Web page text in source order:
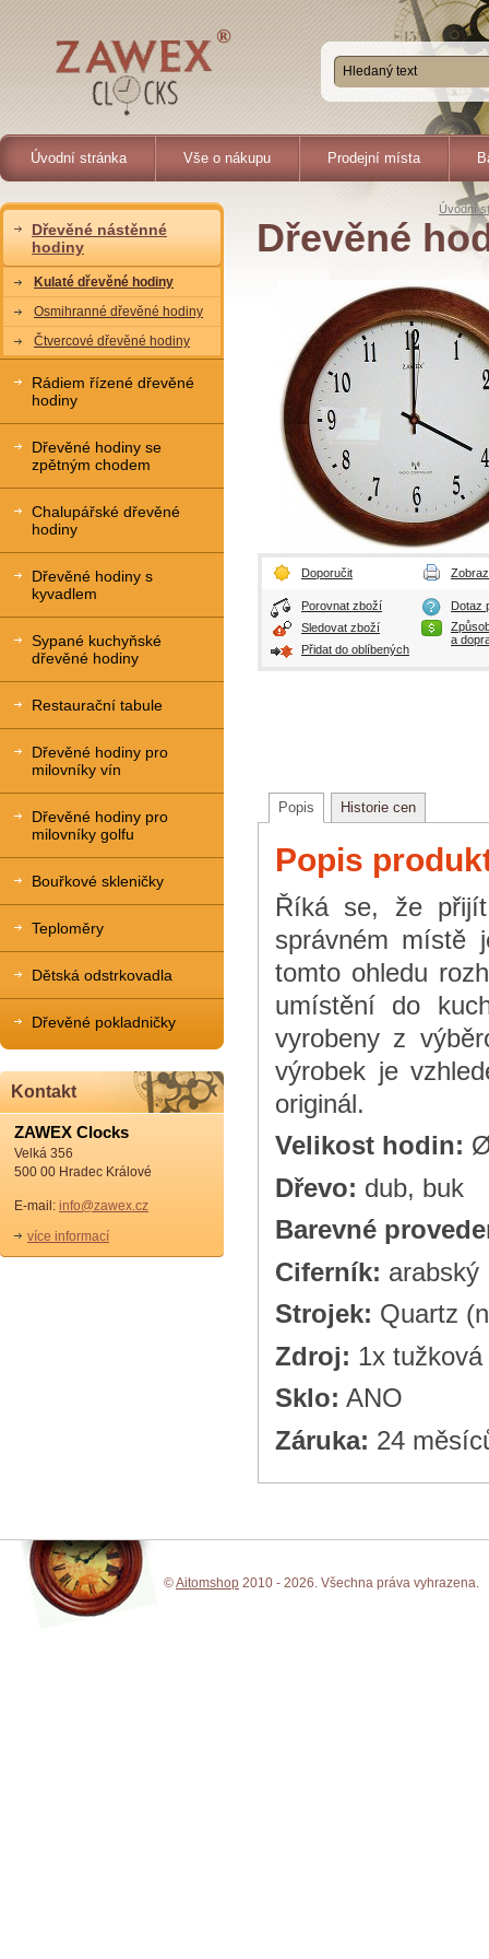
Úvodní stránka Vše o nákupu Prodejní místa
Úvodní
Dřevěné
Doporučit
Porovnat zboží
Sledovat zboží
Přidat do oblíbených
Dotaz
a
Popis Historie cen
Popis
Říká se, že
správném místě
tomto ohledu
umístění do
vyrobeny z
výrobek je
originál.
Velikost hodin:
Dřevo: dub, buk
Barevné
Ciferník: arabský
Strojek: Quartz
Zdroj: 1x
Sklo: ANO
Záruka: 24
Dřevěné nástěnné
hodiny
Kulaté dřevěné hodiny
Osmihranné dřevěné hodiny
Čtvercové dřevěné hodiny
Rádiem řízené dřevěné
hodiny
Dřevěné hodiny se
zpětným chodem
Chalupářské dřevěné
hodiny
Dřevěné hodiny s
kyvadlem
Sypané kuchyňské
dřevěné hodiny
Restaurační tabule
Dřevěné hodiny pro
milovníky vín
Dřevěné hodiny pro
milovníky golfu
Bouřkové skleničky
Teploměry
Dětská odstrkovadla
Dřevěné pokladničky
Kontakt
ZAWEX Clocks
Velká 356
500 00 Hradec Králové
E-mail: info@zawex.cz
více informací
©Aitomshop 2010 - 2026. Všechna práva vyhrazena.